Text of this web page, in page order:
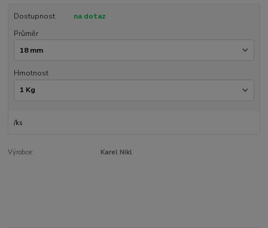
Dostupnost
na dotaz
Průměr
Hmotnost
/ks
Výrobce: Karel Nikl